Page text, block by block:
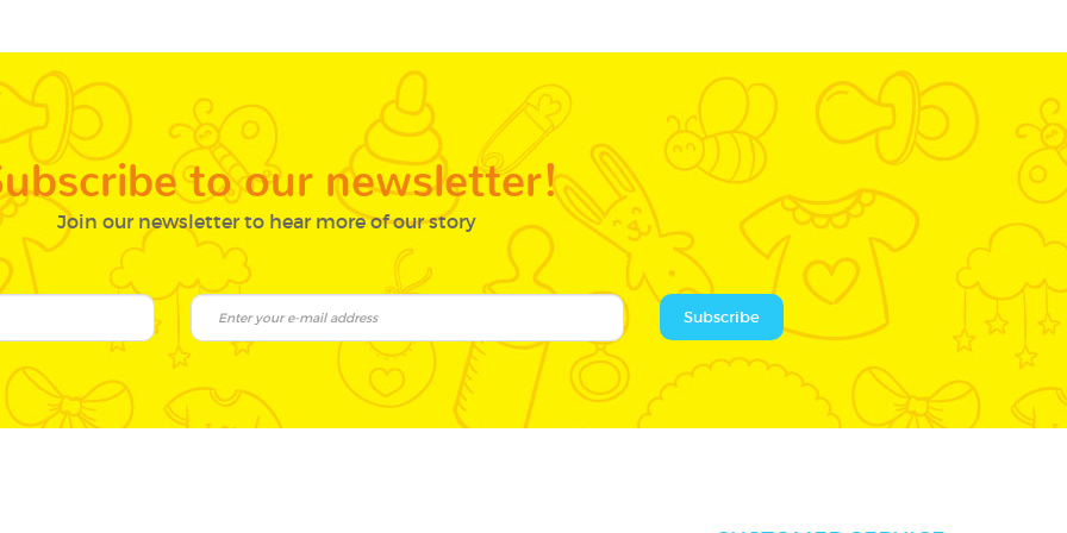
to our newsletter!
Join our newsletter to hear more of our story
Subscribe